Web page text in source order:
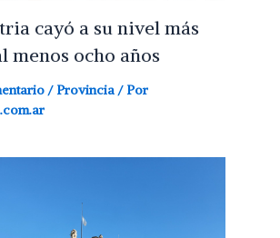
cayó a su nivel más
menos ocho años
/Provincia / Por